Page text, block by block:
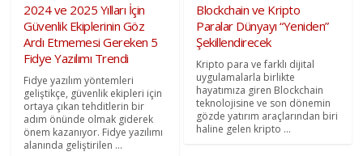
2024 ve 2025 Yılları İçin
Güvenlik Ekiplerinin Göz
Ardı Etmemesi Gereken 5
Fidye Yazılımı Trendi
Fidye yazılım yöntemleri
geliştikçe, güvenlik ekipleri için
ortaya çıkan tehditlerin bir
adım önünde olmak giderek
önem kazanıyor. Fidye yazılımı
alanında geliştirilen ...
Blockchain ve Kripto
Paralar Dünyayı “Yeniden”
Şekillendirecek
Kripto para ve farklı dijital
uygulamalarla birlikte
hayatımıza giren Blockchain
teknolojisine ve son dönemin
gözde yatırım araçlarından biri
haline gelen kripto ...